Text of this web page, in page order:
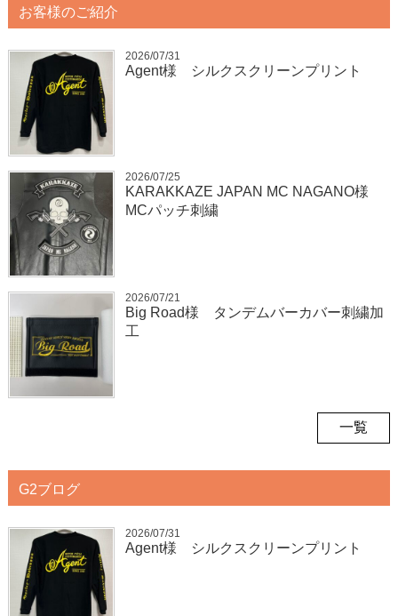
お客様のご紹介
2026/07/31
Agent様 シルクスクリーンプリント
2026/07/25
KARAKKAZE JAPAN MC NAGANO様
MCパッチ刺繍
2026/07/21
Big Road様 タンデムバーカバー刺繍加
工
一覧
G2ブログ
2026/07/31
Agent様 シルクスクリーンプリント